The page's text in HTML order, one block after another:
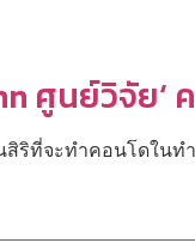
ศูนย์วิจัย‘
ริที่จะทำคอนโดใน